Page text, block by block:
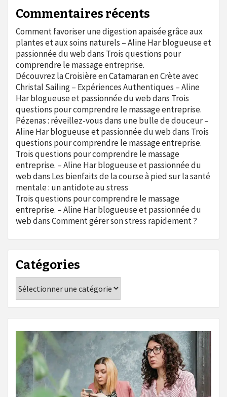
Commentaires récents
Comment favoriser une digestion apaisée grâce aux
plantes et aux soins naturels – Aline Har blogueuse et
passionnée du webdans Trois questions pour
comprendre le massage entreprise.
Découvrez la Croisière en Catamaran en Crète avec
Christal Sailing – Expériences Authentiques – Aline
Har blogueuse et passionnée du webdans Trois
questions pour comprendre le massage entreprise.
Pézenas : réveillez-vous dans une bulle de douceur –
Aline Har blogueuse et passionnée du webdans Trois
questions pour comprendre le massage entreprise.
Trois questions pour comprendre le massage
entreprise. – Aline Har blogueuse et passionnée du
webdans Les bienfaits de la course à pied sur la santé
mentale : un antidote au stress
Trois questions pour comprendre le massage
entreprise. – Aline Har blogueuse et passionnée du
webdansComment gérer son stress rapidement ?
Catégories